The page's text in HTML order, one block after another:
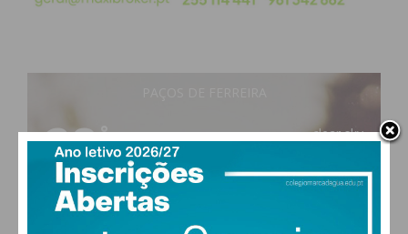
28°
clear sky
vento: 5m/s O
MAX 28 • MIN 27